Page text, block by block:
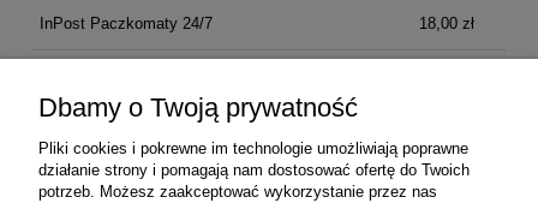
InPost Paczkomaty 24/7 18,00 zł
Zakupy
Dbamy o Twoją prywatność
Pliki cookies i pokrewne im technologie umożliwiają poprawne
działanie strony i pomagają nam dostosować ofertę do Twoich
potrzeb. Możesz zaakceptować wykorzystanie przez nas